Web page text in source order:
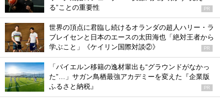
る”ことの重要性
PR
世界の頂点に君臨し続けるオランダの超人ハリー・ラ
ブレイセンと日本のエースの太田海也「絶対王者から
学ぶこと」《ケイリン国際対談②》
PR
「バイエルン移籍の逸材輩出も“グラウンドがなかっ
た”…」サガン鳥栖最強アカデミーを変えた『企業版
ふるさと納税』
PR